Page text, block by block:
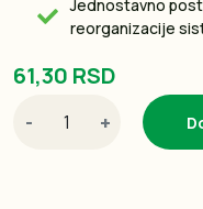
Jednostavno
reorganizacije
61,30 RSD
- +